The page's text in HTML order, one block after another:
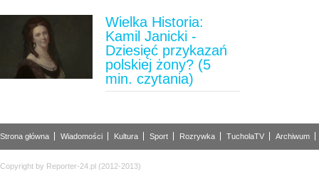
Wielka Historia:
Kamil Janicki -
Dziesięć przykazań
polskiej żony? (5
min. czytania)
Strona główna Wiadomości Kultura Sport Rozrywka TucholaTV Archiwum
Copyright by Reporter-24.pl (2012-2013)